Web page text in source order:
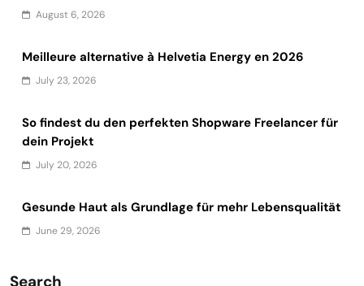
August 6, 2026
Meilleure alternative à Helvetia Energy en 2026
July 23, 2026
So findest du den perfekten Shopware Freelancer für
dein Projekt
July 20, 2026
Gesunde Haut als Grundlage für mehr Lebensqualität
June 29, 2026
Search